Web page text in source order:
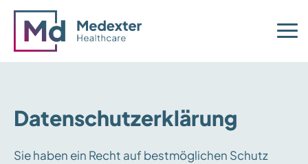
Datenschutzerklärung
Sie haben ein Recht auf bestmöglichen Schutz